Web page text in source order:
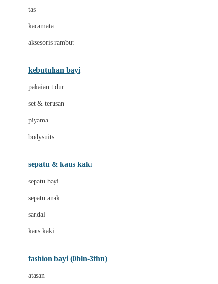
Baby Dove
Baby Jogger
Beauty Barn
Bio Oil
Biolane
Bizzi Growin
Blooming Marvellous
tas
kacamata
aksesoris rambut
kebutuhan bayi
pakaian tidur
set & terusan
piyama
bodysuits
sepatu & kaus kaki
sepatu bayi
sepatu anak
sandal
kaus kaki
fashion bayi (0bln-3thn)
atasan